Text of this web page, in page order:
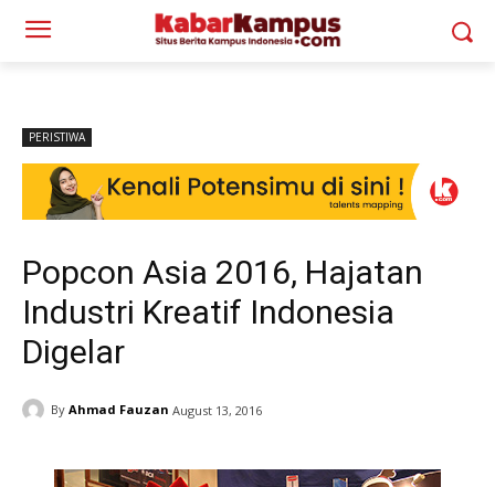
PERISTIWA
Popcon Asia 2016, Hajatan
Industri Kreatif Indonesia
Digelar
By Ahmad Fauzan August 13, 2016